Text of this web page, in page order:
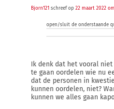
Bjorn121 schreef op 22 maart 2022 om
open/sluit de onderstaande
Ik denk dat het vooral
te gaan oordelen wie nu
dat de personen in
kunnen oordelen, niet?
kunnen we alles gaan